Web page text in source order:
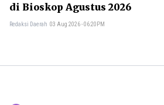
di Bioskop Agustus 2026
Redaksi Daerah 03 Aug 2026 - 06:20PM